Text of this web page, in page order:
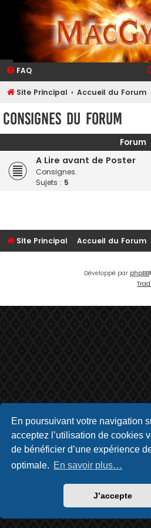
En poursuivant votre navigation
acceptez l’utilisation de cookies
de bénéficier d’une expérience
optimale. En savoir plus…
J’accepte
FAQ
Site Principal Accueil du Forum
Consignes du Forum
Forum
A Lire avant de Poster
Consignes.
Sujets : 5
Site Principal Accueil du Forum
Développé par phpBB